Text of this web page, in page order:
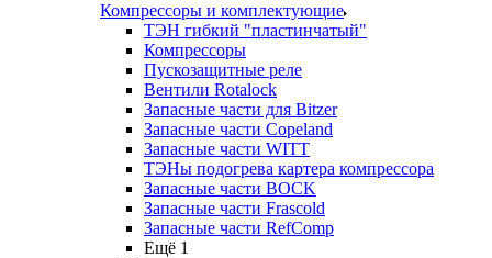
Компрессоры и комплектующие
ТЭН гибкий "пластинчатый"
Компрессоры
Пускозащитные реле
Вентили Rotalock
Запасные части для Bitzer
Запасные части Copeland
Запасные части WITT
ТЭНы подогрева картера компрессора
Запасные части BOCK
Запасные части Frascold
Запасные части RefComp
Ещё 1